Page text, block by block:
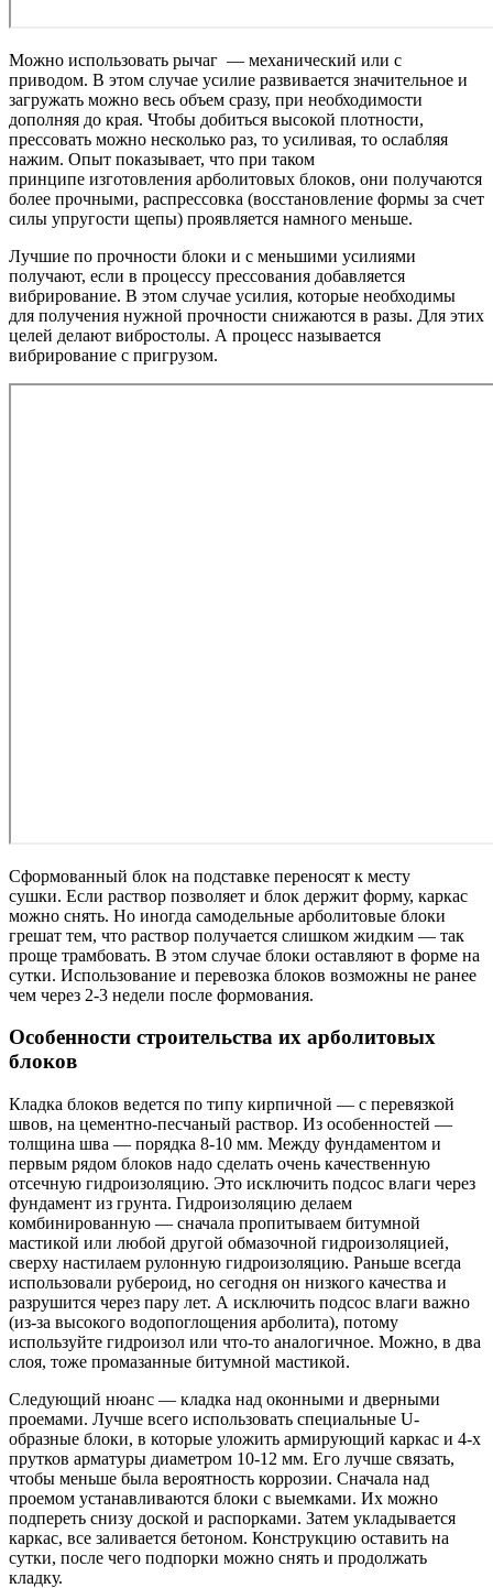
Можно использовать рычаг — механический или с
приводом. В этом случае усилие развивается значительное и
загружать можно весь объем сразу, при необходимости
дополняя до края. Чтобы добиться высокой плотности,
прессовать можно несколько раз, то усиливая, то ослабляя
нажим. Опыт показывает, что при таком
принципе изготовления арболитовых блоков, они получаются
более прочными, распрессовка (восстановление формы за счет
силы упругости щепы) проявляется намного меньше.
Лучшие по прочности блоки и с меньшими усилиями
получают, если в процессу прессования добавляется
вибрирование. В этом случае усилия, которые необходимы
для получения нужной прочности снижаются в разы. Для этих
целей делают вибростолы. А процесс называется
вибрирование с пригрузом.
Сформованный блок на подставке переносят к месту
сушки. Если раствор позволяет и блок держит форму, каркас
можно снять. Но иногда самодельные арболитовые блоки
грешат тем, что раствор получается слишком жидким — так
проще трамбовать. В этом случае блоки оставляют в форме на
сутки. Использование и перевозка блоков возможны не ранее
чем через 2-3 недели после формования.
Особенности строительства их арболитовых
блоков
Кладка блоков ведется по типу кирпичной — с перевязкой
швов, на цементно-песчаный раствор. Из особенностей —
толщина шва — порядка 8-10 мм. Между фундаментом и
первым рядом блоков надо сделать очень качественную
отсечную гидроизоляцию. Это исключить подсос влаги через
фундамент из грунта. Гидроизоляцию делаем
комбинированную — сначала пропитываем битумной
мастикой или любой другой обмазочной гидроизоляцией,
сверху настилаем рулонную гидроизоляцию. Раньше всегда
использовали рубероид, но сегодня он низкого качества и
разрушится через пару лет. А исключить подсос влаги важно
(из-за высокого водопоглощения арболита), потому
используйте гидроизол или что-то аналогичное. Можно, в два
слоя, тоже промазанные битумной мастикой.
Следующий нюанс — кладка над оконными и дверными
проемами. Лучше всего использовать специальные U-
образные блоки, в которые уложить армирующий каркас и 4-х
прутков арматуры диаметром 10-12 мм. Его лучше связать,
чтобы меньше была вероятность коррозии. Сначала над
проемом устанавливаются блоки с выемками. Их можно
подпереть снизу доской и распорками. Затем укладывается
каркас, все заливается бетоном. Конструкцию оставить на
сутки, после чего подпорки можно снять и продолжать
кладку.